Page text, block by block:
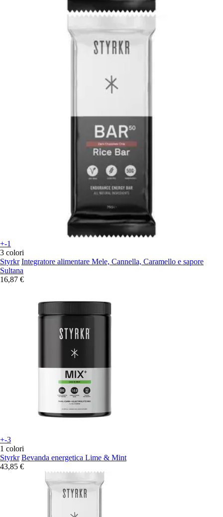
+-1
3 colori
Styrkr Integratore alimentare Mele, Cannella, Caramello e sapore
Sultana
16,87 €
+-3
1 colori
Styrkr Bevanda energetica Lime & Mint
43,85 €